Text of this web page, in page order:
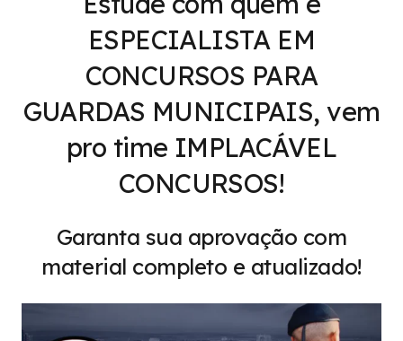
ESPECIALISTA EM
CONCURSOS PARA
GUARDAS MUNICIPAIS, vem
pro time IMPLACÁVEL
CONCURSOS!
Garanta sua aprovação com
material completo e atualizado!